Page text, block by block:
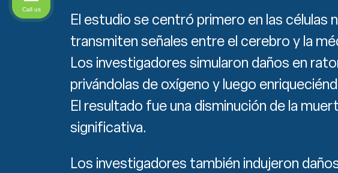
El estudio se centró primero en las células
transmiten señales entre el cerebro y la
Los investigadores simularon daños en
privándolas de oxígeno y luego
El resultado fue una disminución de la
significativa.
Los investigadores también indujeron
Call us